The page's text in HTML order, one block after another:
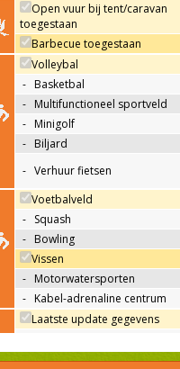
Open vuur bij tent/caravan
toegestaan
Barbecue toegestaan
Volleybal
- Basketbal
- Multifunctioneel sportveld
- Minigolf
- Biljard
- Verhuur fietsen
Voetbalveld
- Squash
- Bowling
Vissen
- Motorwatersporten
- Kabel-adrenaline centrum
Laatste update gegevens